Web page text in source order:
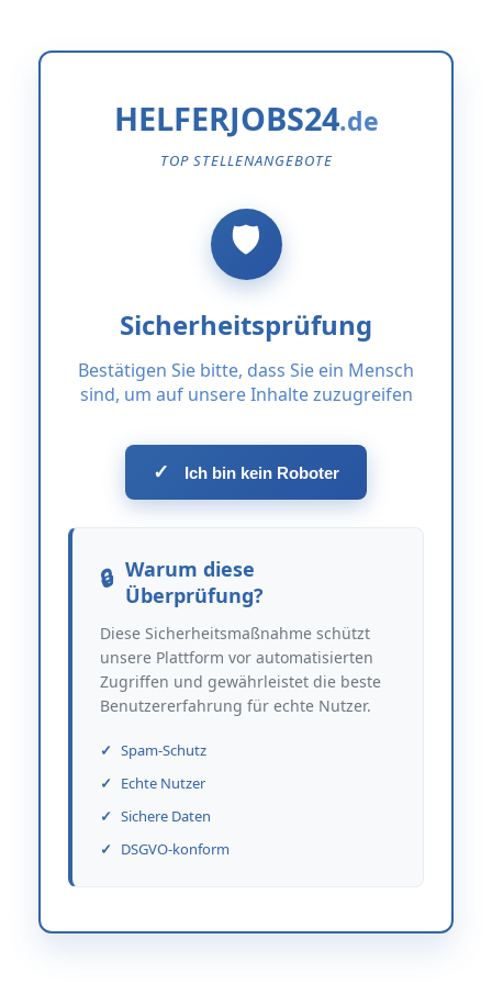
HELFERJOBS24
TOP STELLENANGEBOTE
Sicherheitsprüfung
Bestätigen Sie bitte, dass Sie ein Mensch
sind, um auf unsere Inhalte zuzugreifen
✓ Ich bin kein Roboter
Warum diese
Überprüfung?
Diese Sicherheitsmaßnahme schützt
unsere Plattform vor automatisierten
Zugriffen und gewährleistet die beste
Benutzererfahrung für echte Nutzer.
Spam-Schutz
Echte Nutzer
Sichere Daten
DSGVO-konform